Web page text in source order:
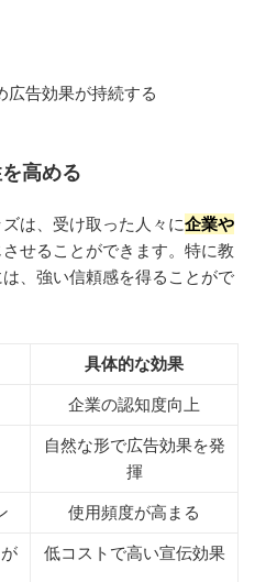
広告効果が持続する
高める
は、受け取った人々に企業や
させることができます。特に教
、強い信頼感を得ることがで
具体的な効果
企業の認知度向上
自然な形で広告効果を発
揮
使用頻度が高まる
低コストで高い宣伝効果